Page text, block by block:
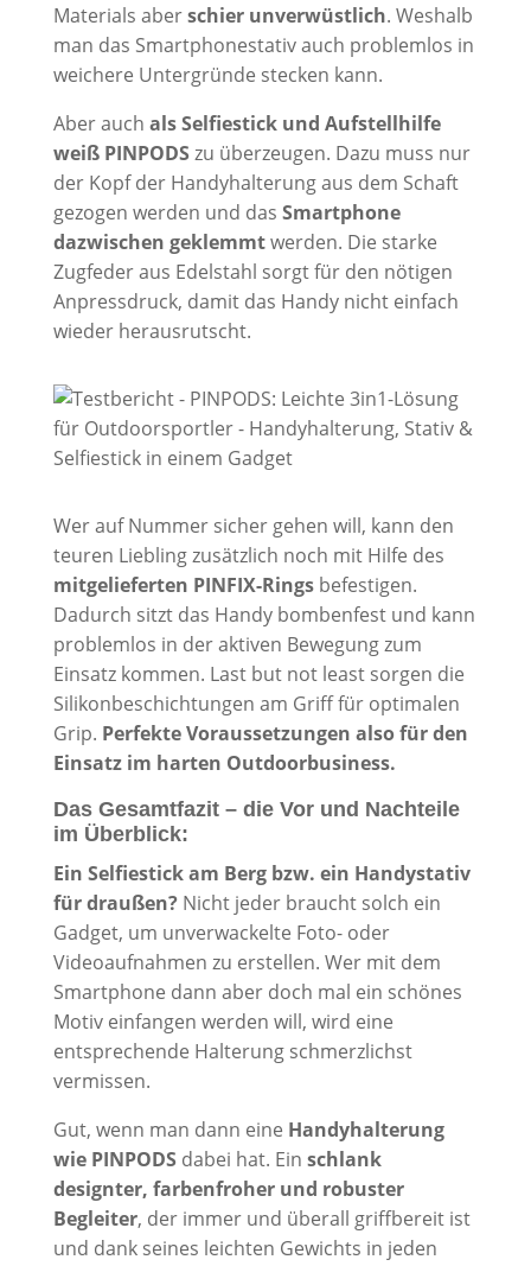
Materials aberschier unverwüstlich. Weshalb
man das Smartphonestativ auch problemlos in
weichere Untergründe stecken kann.
Aber auch als Selfiestick und Aufstellhilfe
weiß PINPODSzu überzeugen. Dazu muss nur
der Kopf der Handyhalterung aus dem Schaft
gezogen werden und das Smartphone
dazwischen geklemmtwerden. Die starke
Zugfeder aus Edelstahl sorgt für den nötigen
Anpressdruck, damit das Handy nicht einfach
wieder herausrutscht.
Wer auf Nummer sicher gehen will, kann den
teuren Liebling zusätzlich noch mit Hilfe des
mitgelieferten PINFIX-Ringsbefestigen.
Dadurch sitzt das Handy bombenfest und kann
problemlos in der aktiven Bewegung zum
Einsatz kommen. Last but not least sorgen die
Silikonbeschichtungen am Griff für optimalen
Grip. Perfekte Voraussetzungen also für den
Einsatz im harten Outdoorbusiness.
Das Gesamtfazit – die Vor und Nachteile
im Überblick:
Ein Selfiestick am Berg bzw. ein Handystativ
für draußen?Nicht jeder braucht solch ein
Gadget, um unverwackelte Foto- oder
Videoaufnahmen zu erstellen. Wer mit dem
Smartphone dann aber doch mal ein schönes
Motiv einfangen werden will, wird eine
entsprechende Halterung schmerzlichst
vermissen.
Gut, wenn man dann eine Handyhalterung
wie PINPODSdabei hat. Ein schlank
designter, farbenfroher und robuster
Begleiter, der immer und überall griffbereit ist
und dank seines leichten Gewichts in jeden